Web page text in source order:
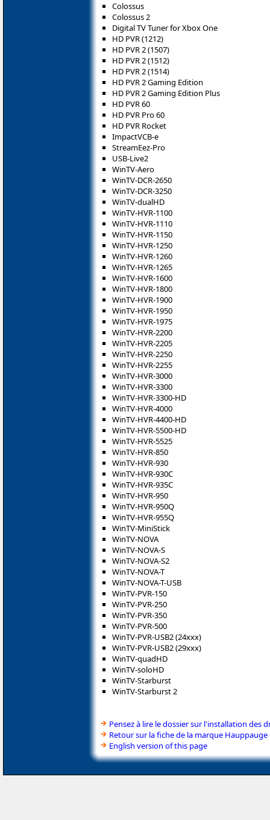
Colossus
Colossus 2
Digital TV Tuner for Xbox One
HD PVR (1212)
HD PVR 2 (1507)
HD PVR 2 (1512)
HD PVR 2 (1514)
HD PVR 2 Gaming Edition
HD PVR 2 Gaming Edition Plus
HD PVR 60
HD PVR Pro 60
HD PVR Rocket
ImpactVCB-e
StreamEez-Pro
USB-Live2
WinTV-Aero
WinTV-DCR-2650
WinTV-DCR-3250
WinTV-dualHD
WinTV-HVR-1100
WinTV-HVR-1110
WinTV-HVR-1150
WinTV-HVR-1250
WinTV-HVR-1260
WinTV-HVR-1265
WinTV-HVR-1600
WinTV-HVR-1800
WinTV-HVR-1900
WinTV-HVR-1950
WinTV-HVR-1975
WinTV-HVR-2200
WinTV-HVR-2205
WinTV-HVR-2250
WinTV-HVR-2255
WinTV-HVR-3000
WinTV-HVR-3300
WinTV-HVR-3300-HD
WinTV-HVR-4000
WinTV-HVR-4400-HD
WinTV-HVR-5500-HD
WinTV-HVR-5525
WinTV-HVR-850
WinTV-HVR-930
WinTV-HVR-930C
WinTV-HVR-935C
WinTV-HVR-950
WinTV-HVR-950Q
WinTV-HVR-955Q
WinTV-MiniStick
WinTV-NOVA
WinTV-NOVA-S
WinTV-NOVA-S2
WinTV-NOVA-T
WinTV-NOVA-T-USB
WinTV-PVR-150
WinTV-PVR-250
WinTV-PVR-350
WinTV-PVR-500
WinTV-PVR-USB2 (24xxx)
WinTV-PVR-USB2 (29xxx)
WinTV-quadHD
WinTV-soloHD
WinTV-Starburst
WinTV-Starburst 2
Pensez à lire le dossier sur l'installation des
Retour sur la fiche de la marque Hauppauge
English version of this page